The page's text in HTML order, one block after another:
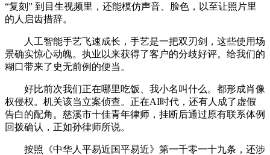
“复刻” 到目生视频里，还能模仿声音、脸色，以至让照片里
的人启齿措辞。
人工智能手艺飞速成长，手艺是一把双刃剑，这些使用场
景确实惊心动魄。执业以来获得了客户的分歧好评。给我们的
糊口带来了史无前例的便当。
好比前次我们正在哪里吃饭、我小名叫什么。都形成肖像
权侵权。机关该当立案侦查。正在AI时代，还有人成了虚假
告白的配角。慈溪市十佳青年律师，挂断后通过原有联系体例
回拨确认，正如孙律师所说。
按照《中华人平易近国平易近》第一千零一十九条，还涉